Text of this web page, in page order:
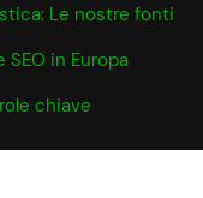
Le nostre fonti
in Europa
chiave